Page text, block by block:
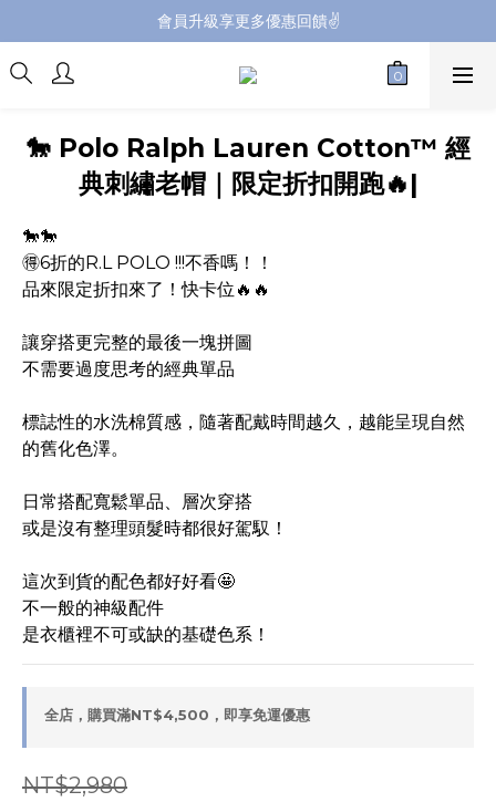
會員升級享更多優惠回饋✌️
會員升級享更多優惠回饋✌️
FB海外連線社團開放加入中📢
會員升級享更多優惠回饋✌️
🐎 Polo Ralph Lauren Cotton™️ 經
典刺繡老帽｜限定折扣開跑🔥|
🐎🐎
🉐6折的R.L POLO !!!不香嗎！！
品來限定折扣來了！快卡位🔥🔥
讓穿搭更完整的最後一塊拼圖
不需要過度思考的經典單品
標誌性的水洗棉質感，隨著配戴時間越久，越能呈現自然
的舊化色澤。
日常搭配寬鬆單品、層次穿搭
或是沒有整理頭髮時都很好駕馭！
這次到貨的配色都好好看🤩
不一般的神級配件
是衣櫃裡不可或缺的基礎色系！
全店，購買滿NT$4,500，即享免運優惠
NT$2,980